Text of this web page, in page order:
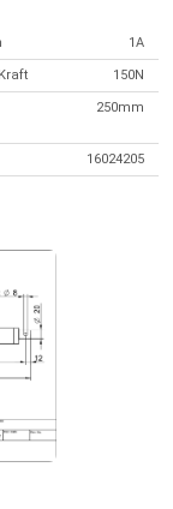
1A
150N
250mm
16024205